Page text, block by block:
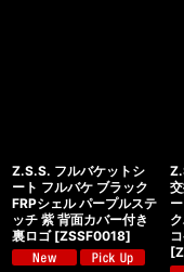
Z.S.S. フルバケットシ
ート フルバケ ブラック
FRPシェル パープルステ
ッチ 紫 背面カバー付き
裏ロゴ [ZSSF0018]
[